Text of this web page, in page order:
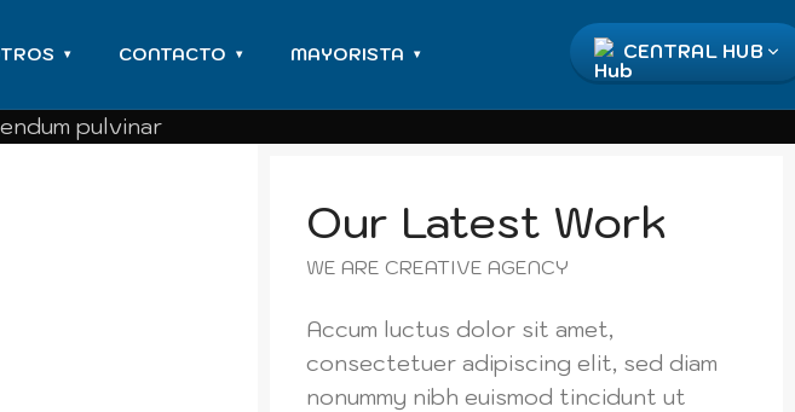
▾ CONTACTO ▾ MAYORISTA ▾ CENTRAL HUB
pulvinar
Our Latest Work
WE ARE CREATIVE AGENCY
Accum luctus dolor sit amet,
consectetuer adipiscing elit, sed diam
nonummy nibh euismod tincidunt ut